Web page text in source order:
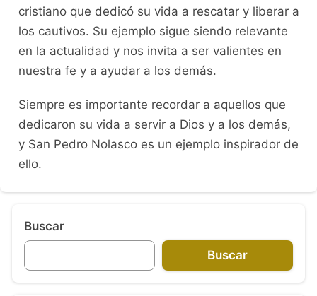
cristiano que dedicó su vida a rescatar y liberar a
los cautivos. Su ejemplo sigue siendo relevante
en la actualidad y nos invita a ser valientes en
nuestra fe y a ayudar a los demás.
Siempre es importante recordar a aquellos que
dedicaron su vida a servir a Dios y a los demás,
y San Pedro Nolasco es un ejemplo inspirador de
ello.
Buscar
Buscar